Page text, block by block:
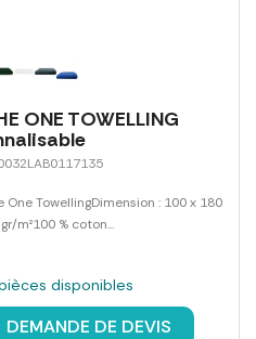
ONE TOWELLING
One TowellingDimension : 100 x 180
m²100 % coton...
disponibles
DEMANDE DE DEVIS